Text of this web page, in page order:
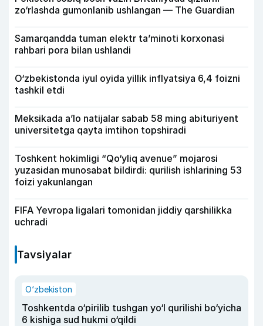
zo‘rlashda gumonlanib ushlangan — The Guardian
Samarqandda tuman elektr ta’minoti korxonasi
rahbari pora bilan ushlandi
O‘zbekistonda iyul oyida yillik inflyatsiya 6,4 foizni
tashkil etdi
Meksikada a’lo natijalar sabab 58 ming abituriyent
universitetga qayta imtihon topshiradi
Toshkent hokimligi “Qo‘yliq avenue” mojarosi
yuzasidan munosabat bildirdi: qurilish ishlarining 53
foizi yakunlangan
FIFA Yevropa ligalari tomonidan jiddiy qarshilikka
uchradi
Tavsiyalar
O‘zbekiston
Toshkentda o‘pirilib tushgan yo‘l qurilishi bo‘yicha
6 kishiga sud hukmi o‘qildi